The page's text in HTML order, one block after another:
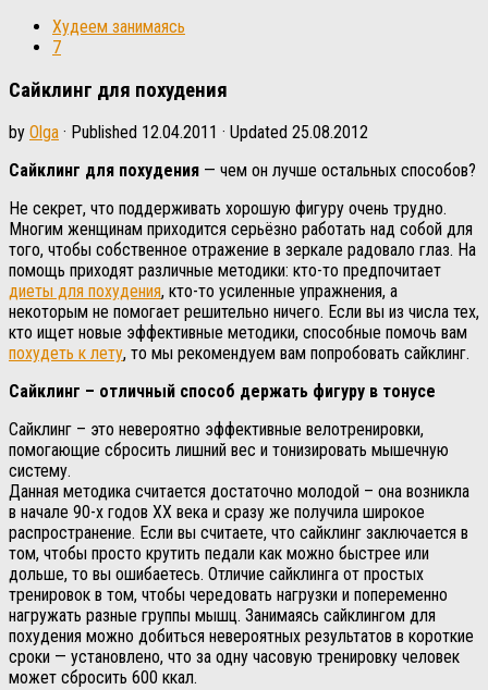
Худеем занимаясь
7
Сайклинг для похудения
by Olga · Published 12.04.2011 · Updated 25.08.2012
Сайклинг для похудения — чем он лучше остальных способов?
Не секрет, что поддерживать хорошую фигуру очень трудно.
Многим женщинам приходится серьёзно работать над собой для
того, чтобы собственное отражение в зеркале радовало глаз. На
помощь приходят различные методики: кто-то предпочитает
диеты для похудения, кто-то усиленные упражнения, а
некоторым не помогает решительно ничего. Если вы из числа тех,
кто ищет новые эффективные методики, способные помочь вам
похудеть к лету, то мы рекомендуем вам попробовать сайклинг.
Сайклинг – отличный способ держать фигуру в тонусе
Сайклинг – это невероятно эффективные велотренировки,
помогающие сбросить лишний вес и тонизировать мышечную
систему.
Данная методика считается достаточно молодой – она возникла
в начале 90-х годов XX века и сразу же получила широкое
распространение. Если вы считаете, что сайклинг заключается в
том, чтобы просто крутить педали как можно быстрее или
дольше, то вы ошибаетесь. Отличие сайклинга от простых
тренировок в том, чтобы чередовать нагрузки и попеременно
нагружать разные группы мышц. Занимаясь сайклингом для
похудения можно добиться невероятных результатов в короткие
сроки — установлено, что за одну часовую тренировку человек
может сбросить 600 ккал.